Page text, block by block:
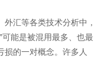
外汇等各类技术分析中，
可能是被混用最多、也最
损的一对概念。许多人